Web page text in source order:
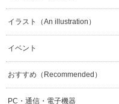
イラスト（An illustration）
イベント
おすすめ（Recommended）
PC・通信・電子機器